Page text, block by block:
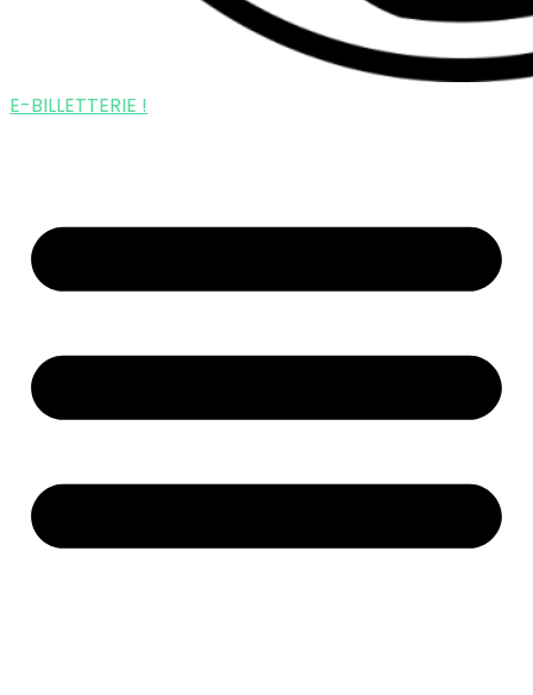
E-BILLETTERIE !